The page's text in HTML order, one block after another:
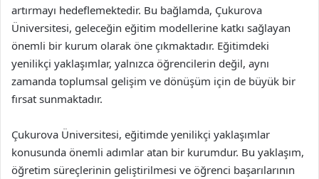
artırmayı hedeflemektedir. Bu bağlamda, Çukurova
Üniversitesi, geleceğin eğitim modellerine katkı sağlayan
önemli bir kurum olarak öne çıkmaktadır. Eğitimdeki
yenilikçi yaklaşımlar, yalnızca öğrencilerin değil, aynı
zamanda toplumsal gelişim ve dönüşüm için de büyük bir
fırsat sunmaktadır.
Çukurova Üniversitesi, eğitimde yenilikçi yaklaşımlar
konusunda önemli adımlar atan bir kurumdur. Bu yaklaşım,
öğretim süreçlerinin geliştirilmesi ve öğrenci başarılarının